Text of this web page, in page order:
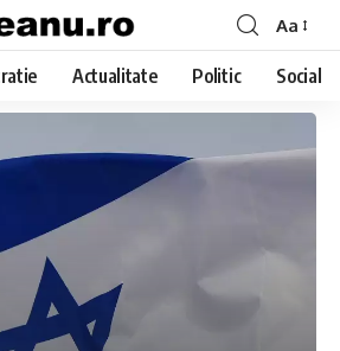
Aa
Actualitate Politic Social